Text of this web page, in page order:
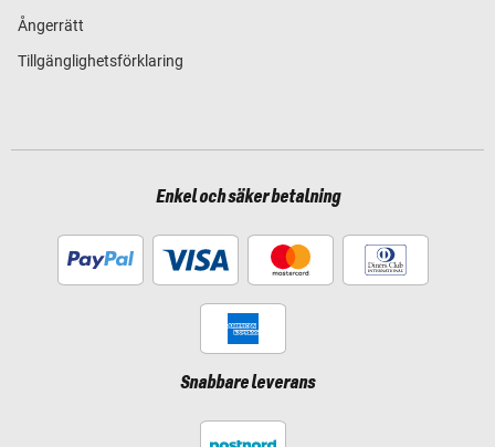
Ångerrätt
Tillgänglighetsförklaring
Enkel och säker betalning
Snabbare leverans